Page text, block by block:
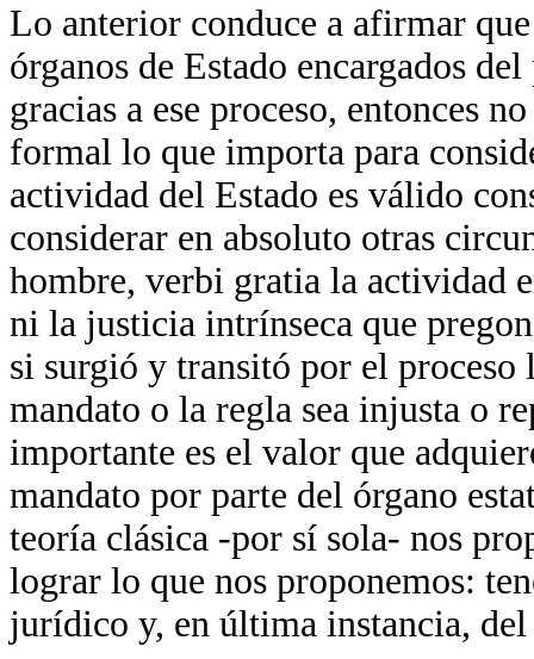
Lo anterior conduce a afirmar
órganos de Estado encargados
gracias a ese proceso, entonces
formal lo que importa para
actividad del Estado es válido
considerar en absoluto otras
hombre, verbi gratia la actividad
ni la justicia intrínseca que
si surgió y transitó por el
mandato o la regla sea injusta o
importante es el valor que
mandato por parte del órgano
teoría clásica -por sí sola- nos
lograr lo que nos proponemos:
jurídico y, en última instancia, del